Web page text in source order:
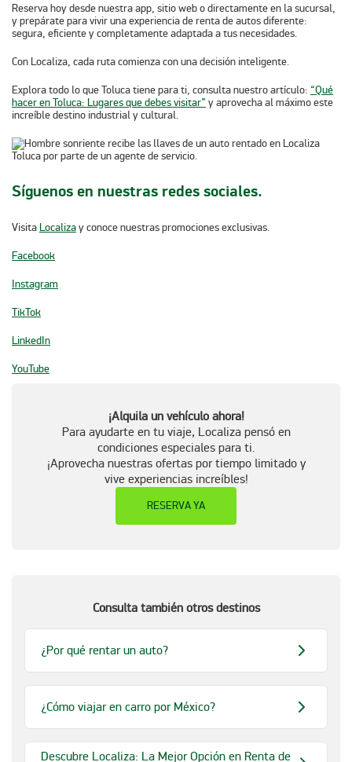
Reserva hoy desde nuestra app, sitio web o directamente en la sucursal,
y prepárate para vivir una experiencia de renta de autos diferente:
segura, eficiente y completamente adaptada a tus necesidades.
Con Localiza, cada ruta comienza con una decisión inteligente.
Explora todo lo que Toluca tiene para ti, consulta nuestro artículo: “Qué
hacer en Toluca: Lugares que debes visitar” y aprovecha al máximo este
increíble destino industrial y cultural.
Síguenos en nuestras redes sociales.
Visita Localizay conoce nuestras promociones exclusivas.
Facebook
Instagram
TikTok
LinkedIn
YouTube
¡Alquila un vehículo ahora!
Para ayudarte en tu viaje, Localiza pensó en
condiciones especiales para ti.
¡Aprovecha nuestras ofertas por tiempo limitado y
vive experiencias increíbles!
RESERVA YA
Consulta también otros destinos
¿Por qué rentar un auto?
¿Cómo viajar en carro por México?
Descubre Localiza: La Mejor Opción en Renta de